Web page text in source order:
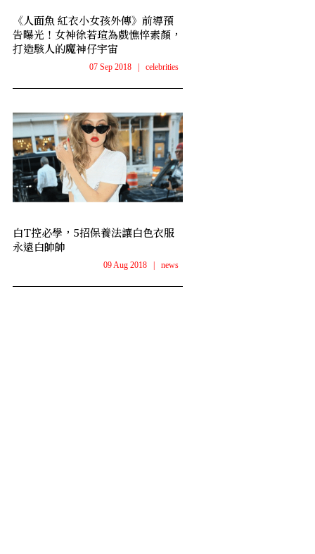
《人面魚 紅衣小女孩外傳》前導預
告曝光！女神徐若瑄為戲憔悴素顏，
打造駭人的魔神仔宇宙
07 Sep 2018 celebrities
白T控必學，5招保養法讓白色衣服
永遠白帥帥
09 Aug 2018 news